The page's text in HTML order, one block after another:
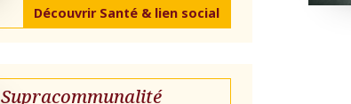
Découvrir Santé & lien social
Supracommunalité